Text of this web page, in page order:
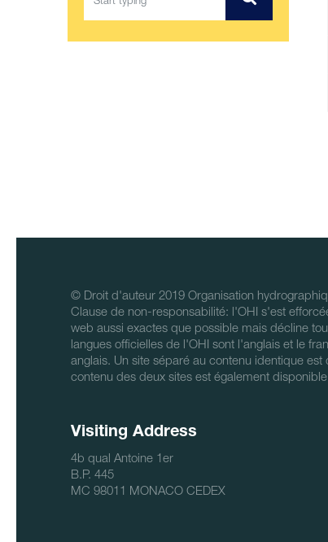
© Droit d'auteur 2019 Organisation
Clause de non-responsabilité: l'OHI s'est
web aussi exactes que possible mais décline
langues officielles de l'OHI sont l'anglais et le
anglais. Un site séparé au contenu identique
contenu des deux sites est également
Visiting Address
4b qual Antoine 1er
B.P. 445
MC 98011 MONACO CEDEX